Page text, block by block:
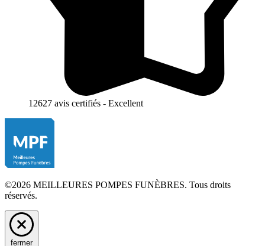
12627 avis certifiés - Excellent
©2026 MEILLEURES POMPES FUNÈBRES. Tous droits
réservés.
fermer